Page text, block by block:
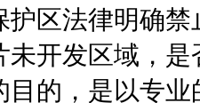
护区法律明确
未开发区域，
目的，是以专